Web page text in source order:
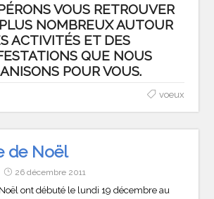
VOUS RETROUVER
NOMBREUX AUTOUR
ACTIVITÉS ET DES
QUE NOUS
POUR VOUS.
voeux
de Noël
26 décembre 2011
ont débuté le lundi 19 décembre au